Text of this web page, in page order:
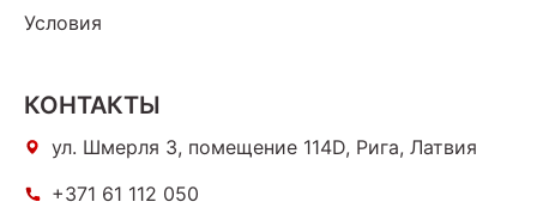
Условия
КОНТАКТЫ
ул. Шмерля 3, помещение 114D, Рига, Латвия
+371 61 112 050